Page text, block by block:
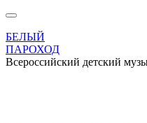
БЕЛЫЙ
ПАРОХОД
Всероссийский детский